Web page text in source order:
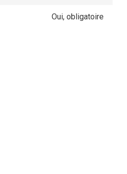
Oui, obligatoire